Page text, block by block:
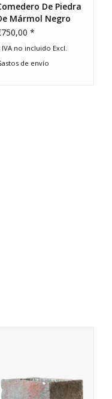
De Piedra
Mármol Negro
*
no incluido Excl.
de envío